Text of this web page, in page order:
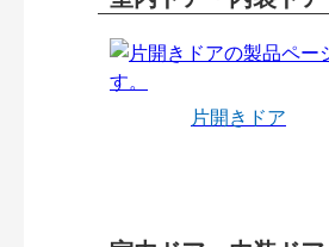
片開きドア